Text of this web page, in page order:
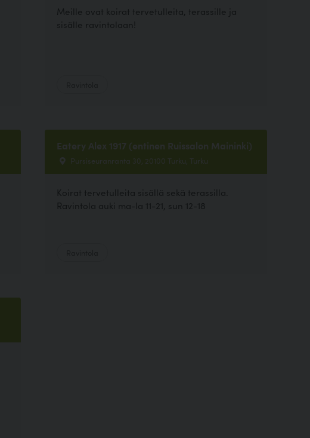
Meille ovat koirat tervetulleita, terassille ja
sisälle ravintolaan!
Eatery Alex 1917 (entinen Ruissalon Maininki)
Pursiseuranranta 30, 20100 Turku, Turku
Koirat tervetulleita sisällä sekä terassilla.
Ravintola auki ma-la 11-21, sun 12-18